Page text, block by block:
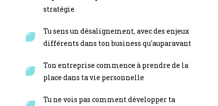
stratégie
Tu sens un désalignement, avec des enjeux
différents dans ton business qu'auparavant
Ton entreprise commence à prendre de la
place dans ta vie personnelle
Tu ne vois pas comment développer ta